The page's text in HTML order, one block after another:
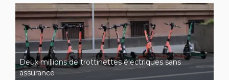
Deux millions de trottinettes électriques sans
assurance